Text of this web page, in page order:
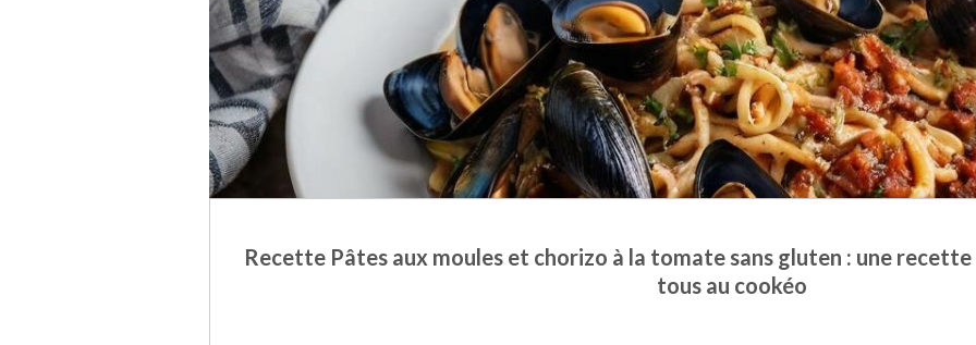
Recette Pâtes aux moules et chorizo à la tomate sans gluten : une
tous au cookéo